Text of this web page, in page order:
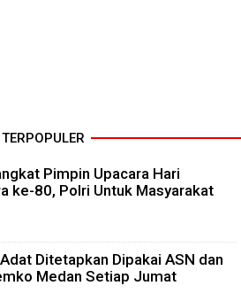
TERPOPULER
Pimpin Upacara Hari
ke-80, Polri Untuk Masyarakat
Ditetapkan Dipakai ASN dan
Medan Setiap Jumat